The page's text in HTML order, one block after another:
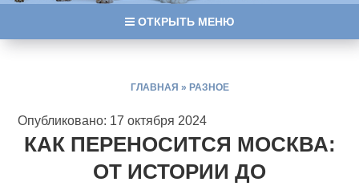
ОТКРЫТЬ МЕНЮ
ГЛАВНАЯ » РАЗНОЕ
Опубликовано: 17 октября 2024
КАК ПЕРЕНОСИТСЯ МОСКВА:
ОТ ИСТОРИИ ДО